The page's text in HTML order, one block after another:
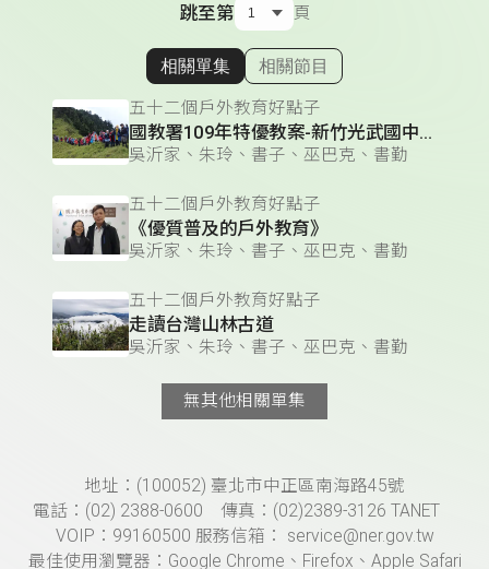
跳至第 頁
顯示相關單集
相關單集 相關節目
五十二個戶外教育好點子
國教署109年特優教案-新竹光武國中「空中的島嶼」
吳沂家、朱玲、書子、巫巴克、書勤
五十二個戶外教育好點子
《優質普及的戶外教育》
吳沂家、朱玲、書子、巫巴克、書勤
五十二個戶外教育好點子
走讀台灣山林古道
吳沂家、朱玲、書子、巫巴克、書勤
無其他相關單集
頁尾資訊地址：(100052) 臺北市中正區南海路45號
電話：(02) 2388-0600 傳真：(02)2389-3126 TANET
VOIP：99160500 服務信箱： service@ner.gov.tw
最佳使用瀏覽器：Google Chrome、Firefox、Apple Safari